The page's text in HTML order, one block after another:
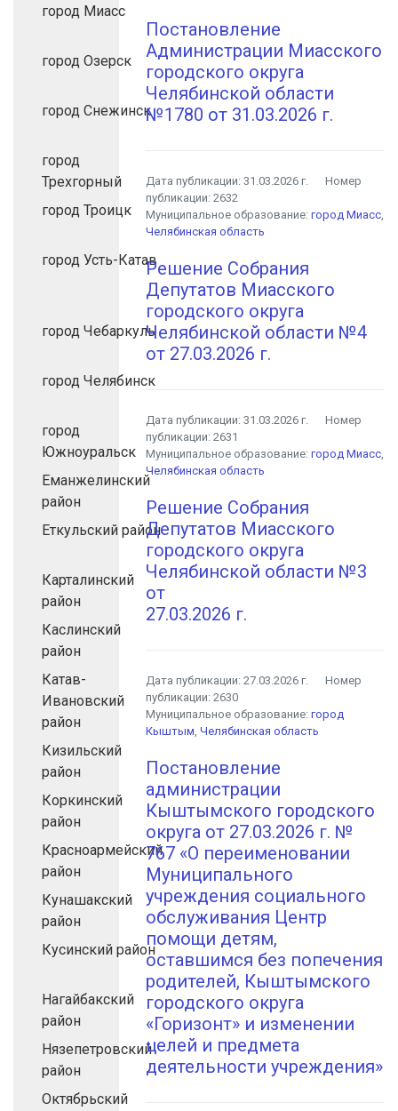
город Миасс
город Озерск
город Снежинск
город
Трехгорный
город Троицк
город Усть-Катав
город Чебаркуль
город Челябинск
город
Южноуральск
Еманжелинский
район
Еткульский район
Карталинский
район
Каслинский
район
Катав-
Ивановский
район
Кизильский
район
Коркинский
район
Красноармейский
район
Кунашакский
район
Кусинский район
Нагайбакский
район
Нязепетровский
район
Октябрьский
Постановление
Администрации Миасского
городского округа
Челябинской области
№1780 от 31.03.2026 г.
Дата публикации:31.03.2026 г.
Номер
публикации:2632
Муниципальное образование:город Миасс,
Челябинская область
Решение Собрания
Депутатов Миасского
городского округа
Челябинской области №4
от 27.03.2026 г.
Дата публикации:31.03.2026 г.
Номер
публикации:2631
Муниципальное образование:город Миасс,
Челябинская область
Решение Собрания
Депутатов Миасского
городского округа
Челябинской области №3
от
27.03.2026 г.
Дата публикации:27.03.2026 г.
Номер
публикации:2630
Муниципальное образование:город
Кыштым,Челябинская область
Постановление
администрации
Кыштымского городского
округа от 27.03.2026 г. №
767 «О переименовании
Муниципального
учреждения социального
обслуживания Центр
помощи детям,
оставшимся без попечения
родителей, Кыштымского
городского округа
«Горизонт» и изменении
целей и предмета
деятельности учреждения»